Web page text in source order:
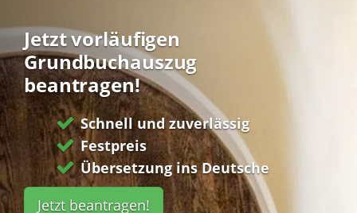
Jetzt vorläufigen
Grundbuchauszug
beantragen!
Schnell und zuverlässig
Festpreis
Übersetzung ins Deutsche
Jetzt beantragen!